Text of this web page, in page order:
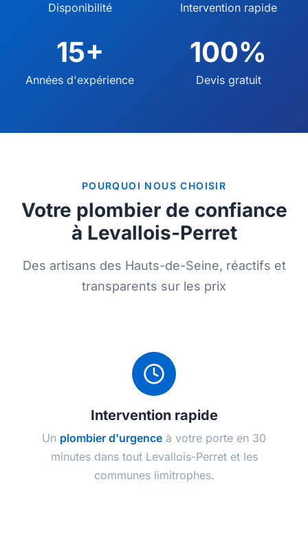
Disponibilité Intervention rapide
15+
Années d'expérience
100%
Devis gratuit
POURQUOI NOUS CHOISIR
Votre plombier de confiance
à Levallois-Perret
Des artisans des Hauts-de-Seine, réactifs et
transparents sur les prix
Intervention rapide
Un plombier d'urgence à votre porte en 30
minutes dans tout Levallois-Perret et les
communes limitrophes.